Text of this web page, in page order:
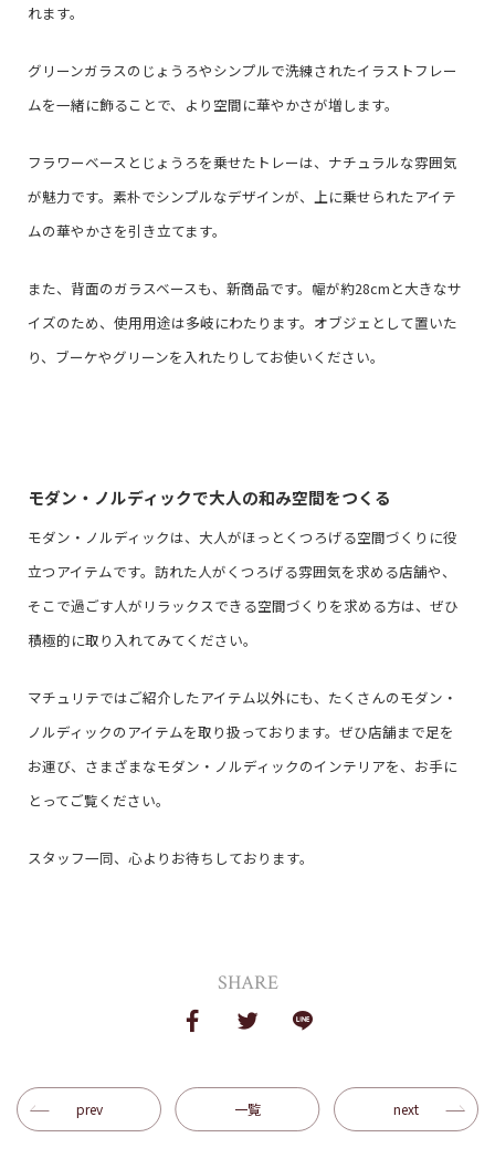
れます。
グリーンガラスのじょうろやシンプルで洗練されたイラストフレー
ムを一緒に飾ることで、より空間に華やかさが増します。
フラワーベースとじょうろを乗せたトレーは、ナチュラルな雰囲気
が魅力です。素朴でシンプルなデザインが、上に乗せられたアイテ
ムの華やかさを引き立てます。
また、背面のガラスベースも、新商品です。幅が約28cmと大きなサ
イズのため、使用用途は多岐にわたります。オブジェとして置いた
り、ブーケやグリーンを入れたりしてお使いください。
モダン・ノルディックで大人の和み空間をつくる
モダン・ノルディックは、大人がほっとくつろげる空間づくりに役
立つアイテムです。訪れた人がくつろげる雰囲気を求める店舗や、
そこで過ごす人がリラックスできる空間づくりを求める方は、ぜひ
積極的に取り入れてみてください。
マチュリテではご紹介したアイテム以外にも、たくさんのモダン・
ノルディックのアイテムを取り扱っております。ぜひ店舗まで足を
お運び、さまざまなモダン・ノルディックのインテリアを、お手に
とってご覧ください。
スタッフ一同、心よりお待ちしております。
SHARE
prev next
一覧